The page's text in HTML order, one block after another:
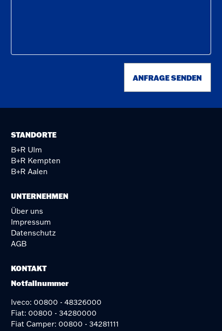
ANFRAGE SENDEN
STANDORTE
B+R Ulm
B+R Kempten
B+R Aalen
UNTERNEHMEN
Über uns
Impressum
Datenschutz
AGB
KONTAKT
Notfallnummer
Iveco: 00800 - 48326000
Fiat: 00800 - 34280000
Fiat Camper: 00800 - 34281111